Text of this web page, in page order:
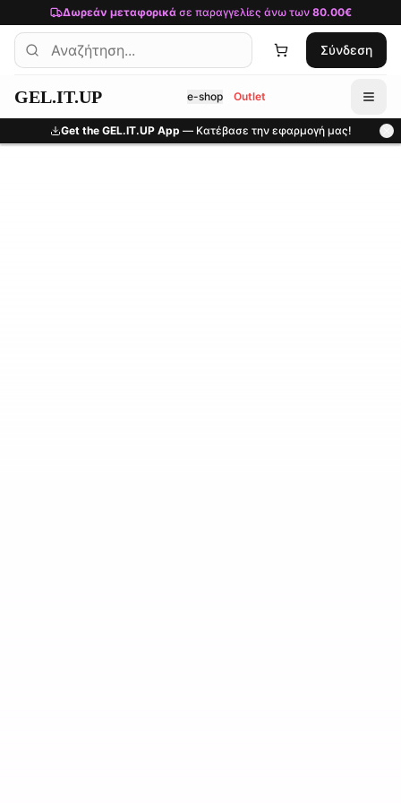
Μετάβαση στο κύριο περιεχόμενο
Δωρεάν μεταφορικάσε παραγγελίες άνω των 80.00€
Σύνδεση
GEL.IT.UP e-shop Outlet
Get the GEL.IT.UP App — Κατέβασε την εφαρμογή μας!